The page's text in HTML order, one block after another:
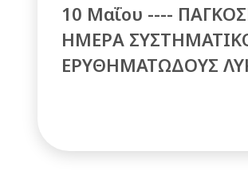
10 Μαΐου ----
ΗΜΕΡΑ
ΕΡΥΘΗΜΑΤΩΔΟΥΣ